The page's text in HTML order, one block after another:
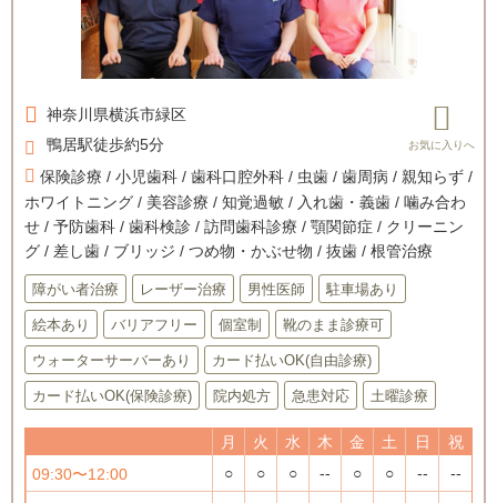
神奈川県横浜市緑区
鴨居駅徒歩約5分
保険診療 / 小児歯科 / 歯科口腔外科 / 虫歯 / 歯周病 / 親知らず /
ホワイトニング / 美容診療 / 知覚過敏 / 入れ歯・義歯 / 噛み合わ
せ / 予防歯科 / 歯科検診 / 訪問歯科診療 / 顎関節症 / クリーニン
グ / 差し歯 / ブリッジ / つめ物・かぶせ物 / 抜歯 / 根管治療
障がい者治療 レーザー治療 男性医師 駐車場あり
絵本あり バリアフリー 個室制 靴のまま診療可
ウォーターサーバーあり カード払いOK(自由診療)
カード払いOK(保険診療) 院内処方 急患対応 土曜診療
月 火 水 木 金 土 日
祝
09:30〜12:00
○ ○ ○ -- ○ ○ -- --